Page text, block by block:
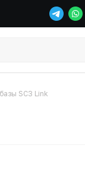
SC3 Link